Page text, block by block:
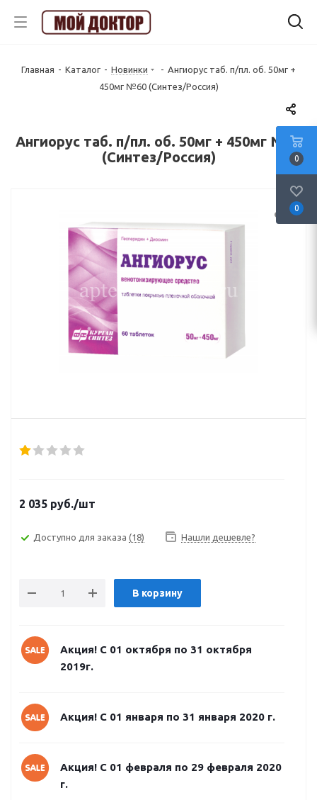
Главная - Каталог - Новинки - Ангиорус таб. п/пл. об. 50мг +
450мг №60 (Синтез/Россия)
Ангиорус таб. п/пл. об. 50мг + 450мг №60
(Синтез/Россия)
2 035 руб./шт
Доступно для заказа (18) Нашли дешевле?
В корзину
Акция! С 01 октября по 31 октября
2019г.
Акция! С 01 января по 31 января 2020 г.
Акция! С 01 февраля по 29 февраля 2020
г.
0
0